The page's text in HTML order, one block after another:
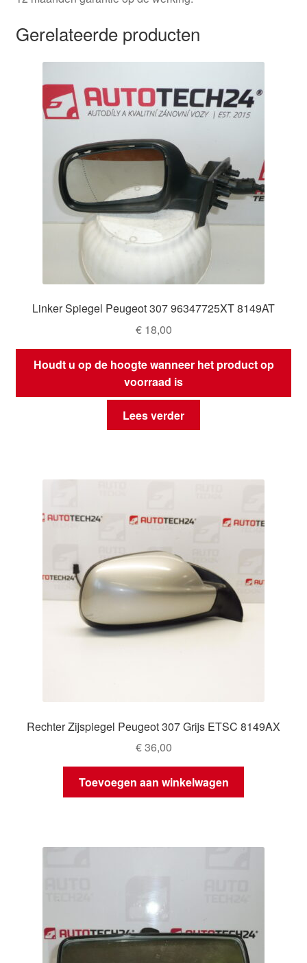
Gerelateerde producten
Linker Spiegel Peugeot 307 96347725XT 8149AT
€18,00
Houdt u op de hoogte wanneer het product op
voorraad is
Lees verder
Rechter Zijspiegel Peugeot 307 Grijs ETSC 8149AX
€36,00
Toevoegen aan winkelwagen